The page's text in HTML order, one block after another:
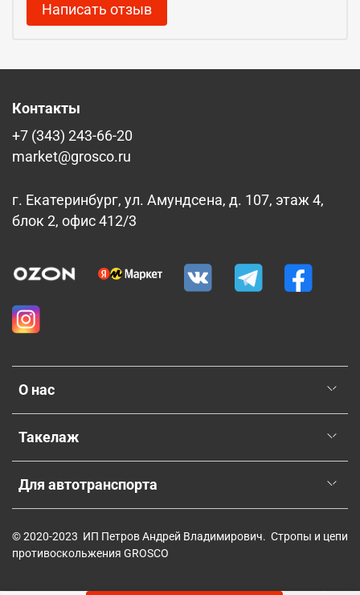
Написать отзыв
О нас
Такелаж
Для автотранспорта
Контакты
+7 (343) 243-66-20
market@grosco.ru
г. Екатеринбург, ул. Амундсена, д. 107, этаж 4,
блок 2, офис 412/3
© 2020-2023 ИП Петров Андрей Владимирович. Стропы и цепи
противоскольжения GROSCO